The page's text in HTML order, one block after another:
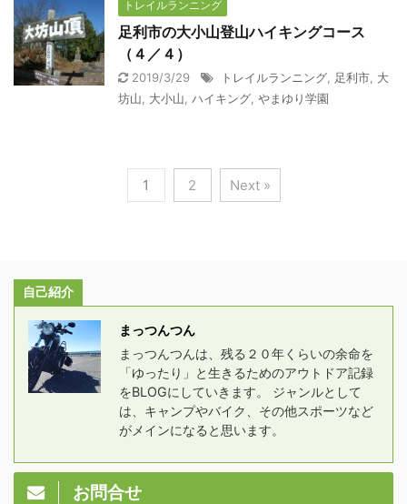
トレイルランニング
足利市の大小山登山ハイキングコース
（４／４）
2019/3/29 トレイルランニング 足利市 大
坊山
大小山 ハイキング やまゆり学園
1 2 Next »
自己紹介
まっつんつん
まっつんつんは、残る２０年くらいの余命を
「ゆったり」と生きるためのアウトドア記録
をBLOGにしていきます。 ジャンルとして
は、キャンプやバイク、その他スポーツなど
がメインになると思います。
お問合せ